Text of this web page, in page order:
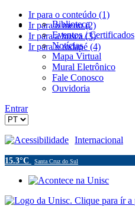
Ir para o conteúdo (1)
Ir para o menu (2)
Ir para a busca (3)
Ir para o rodapé (4)
Biblioteca
Eventos / Certificados
Notícias
Mapa Virtual
Mural Eletrônico
Fale Conosco
Ouvidoria
Entrar
Acessibilidade Internacional
15.3°C Santa Cruz do Sul